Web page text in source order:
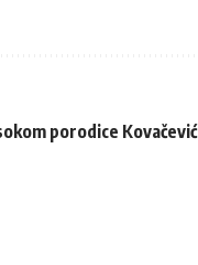
porodice Kovačević